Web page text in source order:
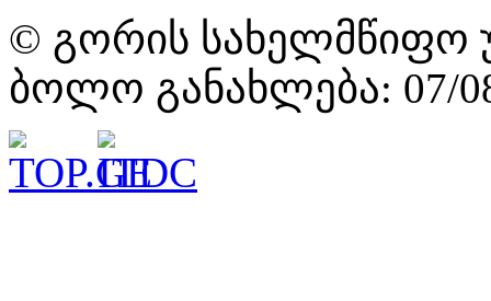
© გორის სახელმწიფო
ბოლო განახლება: 07/